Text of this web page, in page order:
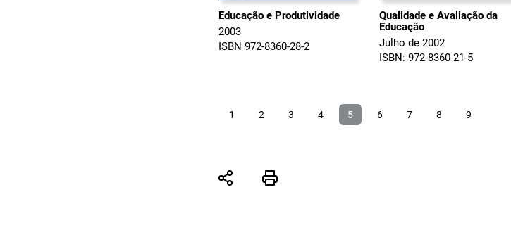
Educação e Produtividade
2003
ISBN 972-8360-28-2
Qualidade e Avaliação da
Educação
Julho de 2002
ISBN: 972-8360-21-5
1 2 3 4 5 6 7 8 9